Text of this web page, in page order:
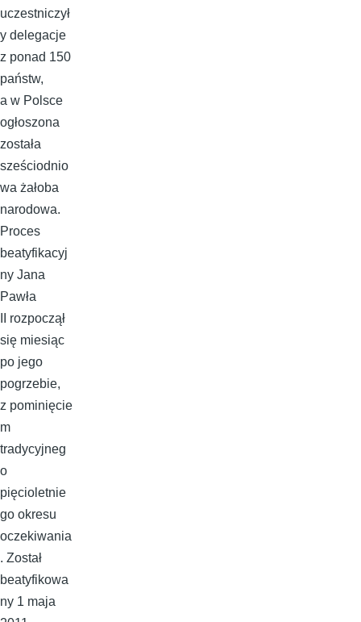
uczestniczył
y delegacje
z ponad 150
państw,
a w Polsce
ogłoszona
została
sześciodnio
wa żałoba
narodowa.
Proces
beatyfikacyj
ny Jana
Pawła
II rozpoczął
się miesiąc
po jego
pogrzebie,
z pominięcie
m
tradycyjneg
o
pięcioletnie
go okresu
oczekiwania
. Został
beatyfikowa
ny 1 maja